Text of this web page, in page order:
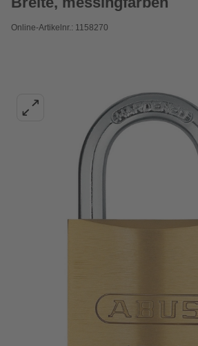
Online-Artikelnr.: 1158270